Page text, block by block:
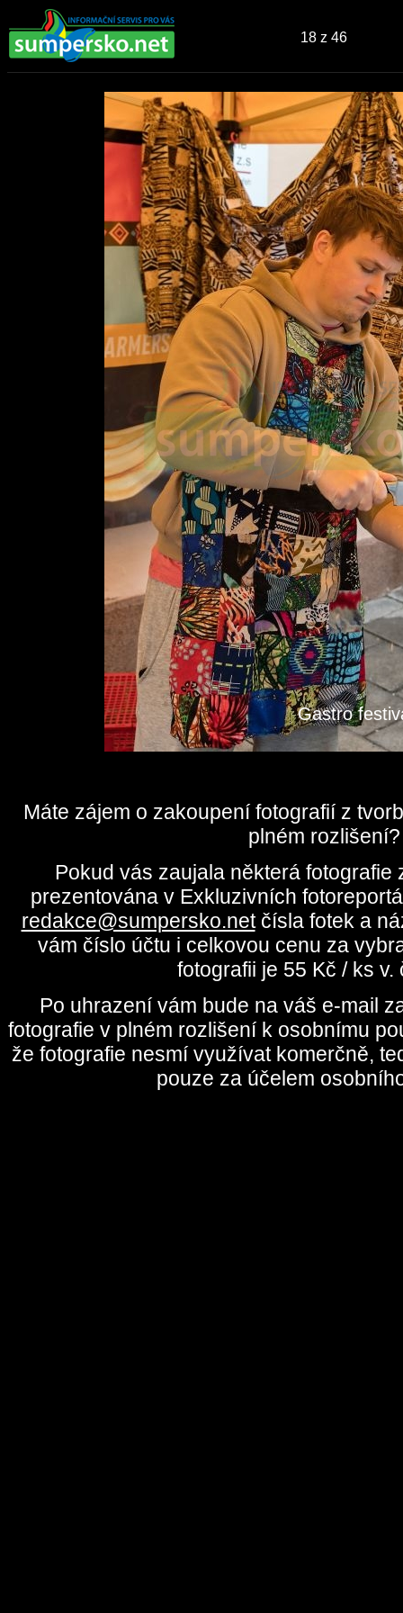
18 z 46
Gastro
Máte zájem o zakoupení fotografií z
plném rozlišení?
Pokud vás zaujala některá fotografie
prezentována v Exkluzivních
redakce@sumpersko.netčísla fotek a
vám číslo účtu i celkovou cenu za
fotografii je 55 Kč / ks v.
Po uhrazení vám bude na váš e-mail
fotografie v plném rozlišení k osobnímu
že fotografie nesmí využívat komerčně,
pouze za účelem